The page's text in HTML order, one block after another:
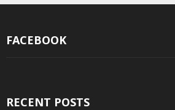
FACEBOOK
RECENT POSTS